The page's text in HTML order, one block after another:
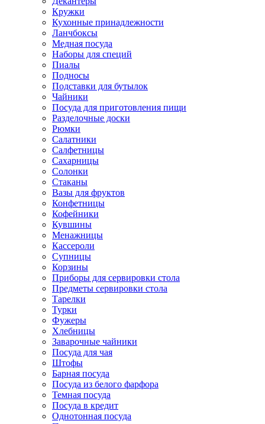
Кружки
Кухонные принадлежности
Ланчбоксы
Медная посуда
Наборы для специй
Пиалы
Подносы
Подставки для бутылок
Чайники
Посуда для приготовления пищи
Разделочные доски
Рюмки
Салатники
Салфетницы
Сахарницы
Солонки
Стаканы
Вазы для фруктов
Конфетницы
Кофейники
Кувшины
Менажницы
Кассероли
Супницы
Корзины
Приборы для сервировки стола
Предметы сервировки стола
Тарелки
Турки
Фужеры
Хлебницы
Заварочные чайники
Посуда для чая
Штофы
Барная посуда
Посуда из белого фарфора
Темная посуда
Посуда в кредит
Однотонная посуда